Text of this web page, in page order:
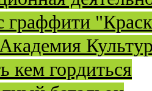
граффити
кем гордиться